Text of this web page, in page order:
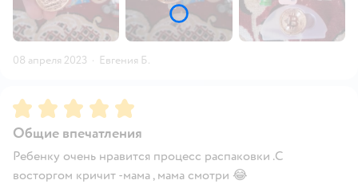
08 апреля 2023 · Евгения Б.
Рейтинг:5
Общие впечатления
Ребенку очень нравится процесс распаковки .С
восторгом кричит -мама , мама смотри 😂